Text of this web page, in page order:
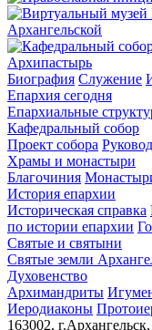
Архипастырь
Биография Служение
Епархия сегодня
Епархиальные
Кафедральный собор
Проект собора
Храмы и монастыри
Благочиния
История епархии
Историческая справка
по истории епархии
Святые и святыни
Святые земли
Духовенство
Архимандриты
Иеродиаконы
163002,